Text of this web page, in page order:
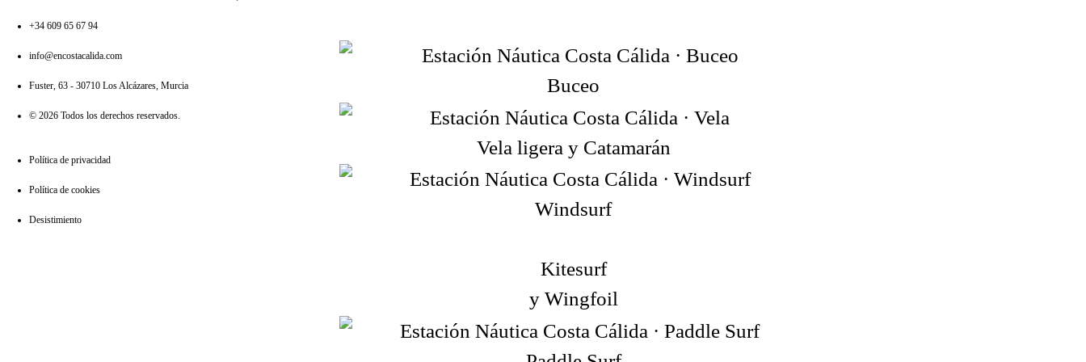
Buceo
Vela ligera y Catamarán
Windsurf
Kitesurf
y Wingfoil
+34 609 65 67 94
info@encostacalida.com
Fuster, 63 - 30710 Los Alcázares, Murcia
© 2026 Todos los derechos reservados.
Política de privacidad
Política de cookies
Desistimiento